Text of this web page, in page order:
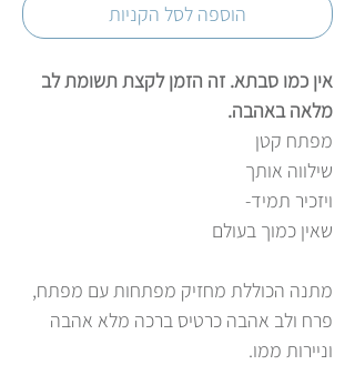
הוספה לסל הקניות
אין כמו סבתא. זה הזמן לקצת תשומת לב
מלאה באהבה.
מפתח קטן
שילווה אותך
ויזכיר תמיד-
שאין כמוך בעולם
מתנה הכוללת מחזיק מפתחות עם מפתח,
פרח ולב אהבה כרטיס ברכה מלא אהבה
וניירות ממו.